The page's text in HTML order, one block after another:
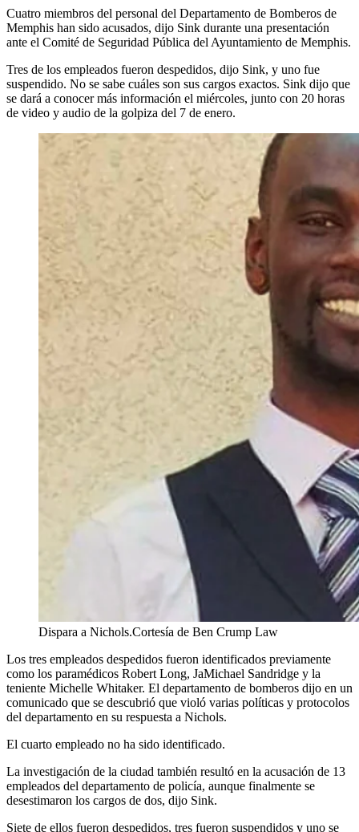
Cuatro miembros del personal del Departamento de Bomberos de
Memphis han sido acusados, dijo Sink durante una presentación
ante el Comité de Seguridad Pública del Ayuntamiento de Memphis.
Tres de los empleados fueron despedidos, dijo Sink, y uno fue
suspendido. No se sabe cuáles son sus cargos exactos. Sink dijo que
se dará a conocer más información el miércoles, junto con 20 horas
de video y audio de la golpiza del 7 de enero.
Dispara a Nichols.Cortesía de Ben Crump Law
Los tres empleados despedidos fueron identificados previamente
como los paramédicos Robert Long, JaMichael Sandridge y la
teniente Michelle Whitaker. El departamento de bomberos dijo en un
comunicado que se descubrió que violó varias políticas y protocolos
del departamento en su respuesta a Nichols.
El cuarto empleado no ha sido identificado.
La investigación de la ciudad también resultó en la acusación de 13
empleados del departamento de policía, aunque finalmente se
desestimaron los cargos de dos, dijo Sink.
Siete de ellos fueron despedidos, tres fueron suspendidos y uno se